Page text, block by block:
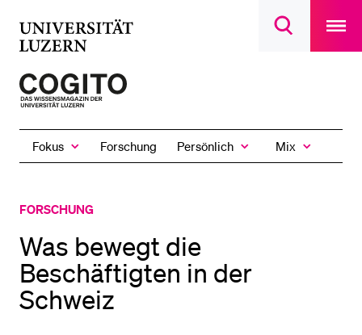
FokusZeige
das
Forschung Persönlich
Zeige
das
MixZeige
das
Suchdialog
main
Zur
des
Magazins
FORSCHUNG
Was bewegt die
Beschäftigten in der
Schweiz
LETZTE SUCHEN
DIE UNI FÜR…
Schulklassen und Lehrpersonen
Studien­interessierte
Mitarbeitende
Alumni
Stellensuchende